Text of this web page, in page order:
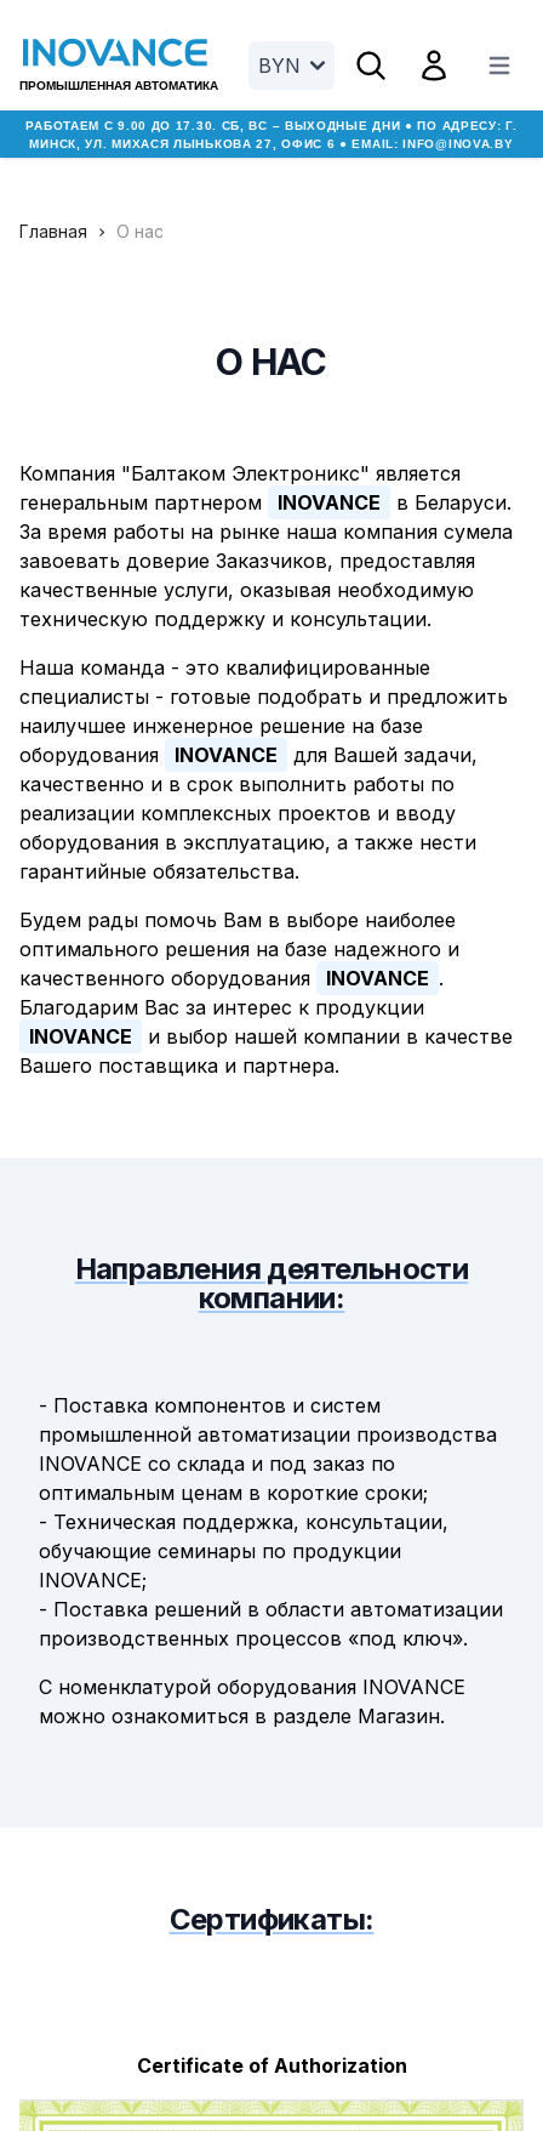
ПРОМЫШЛЕННАЯ АВТОМАТИКА
BYN Open search menu
Open user
Open
РАБОТАЕМ С 9.00 ДО 17.30. СБ, ВС – ВЫХОДНЫЕ ДНИ ● ПО АДРЕСУ: Г.
МИНСК, УЛ. МИХАСЯ ЛЫНЬКОВА 27, ОФИС 6 ● EMAIL:INFO@INOVA.BY
Главная О нас
О НАС
Компания "Балтаком Электроникс" является
генеральным партнером
INOVANCE
в Беларуси.
За время работы на рынке наша компания сумела
завоевать доверие Заказчиков, предоставляя
качественные услуги, оказывая необходимую
техническую поддержку и консультации.
Наша команда - это квалифицированные
специалисты - готовые подобрать и предложить
наилучшее инженерное решение на базе
оборудования
INOVANCE
для Вашей задачи,
качественно и в срок выполнить работы по
реализации комплексных проектов и вводу
оборудования в эксплуатацию, а также нести
гарантийные обязательства.
Будем рады помочь Вам в выборе наиболее
оптимального решения на базе надежного и
качественного оборудования
INOVANCE .
Благодарим Вас за интерес к продукции
INOVANCE
и выбор нашей компании в качестве
Вашего поставщика и партнера.
Направления деятельности
компании:
- Поставка компонентов и систем
промышленной автоматизации производства
INOVANCE со склада и под заказ по
оптимальным ценам в короткие сроки;
- Техническая поддержка, консультации,
обучающие семинары по продукции
INOVANCE;
- Поставка решений в области автоматизации
производственных процессов «под ключ».
С номенклатурой оборудования INOVANCE
можно ознакомиться в разделе Магазин.
Сертификаты:
Certificate of Authorization